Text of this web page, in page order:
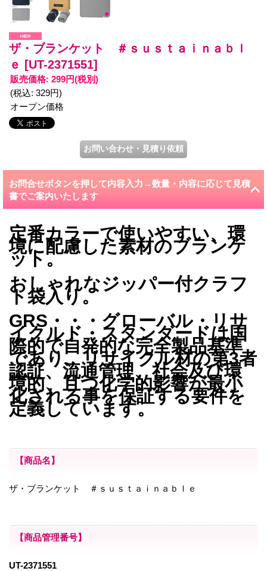
ザ・ブランケット ＃ｓｕｓｔａｉｎａｂｌ
ｅ [UT-2371551]
販売価格: 299円(税別)
(税込: 329円)
オープン価格
お問合せボタンを押して内容入力→数量・内容に応じて見積
書でご案内いたします
定番カラーで使いやすい、環
境に配慮した素材のブランケ
ット。
おしゃれなジッパー付クラフ
ト袋入り。
GRS・・・ グローバル・リサ
イクルド・スタンダードは国
際的で自発的な完全製品基準
であり、リサイクル材の第3者
認証、流通管理、社会及び環
境的、且つ化学的影響が最小
化される事を保証する要件を
定義しています。
【商品名】
ザ・ブランケット ＃ｓｕｓｔａｉｎａｂｌｅ
【商品管理番号】
UT-2371551